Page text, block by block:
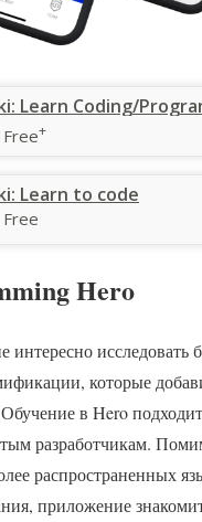
Learn Coding/
Free+
Learn to code
Free
Hero
исследовать
которые
Обучение в Hero
разработчикам.
распространенных
приложение